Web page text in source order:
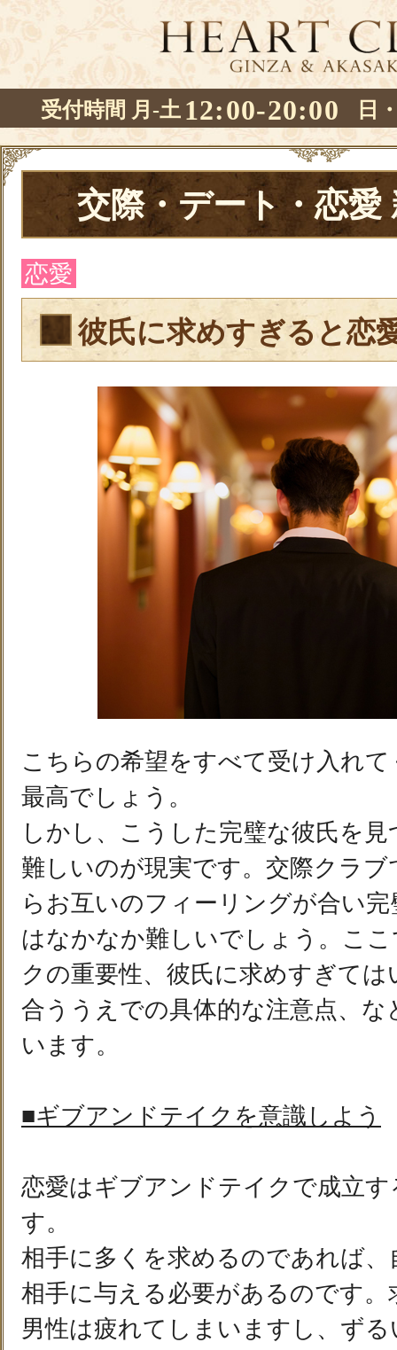
受付時間 月-土 12:00-20:00 日
交際・デート・恋愛
恋愛
彼氏に求めすぎると恋
こちらの希望をすべて受け入れ
最高でしょう。
しかし、こうした完璧な彼氏を
難しいのが現実です。交際クラ
らお互いのフィーリングが合い
はなかなか難しいでしょう。こ
クの重要性、彼氏に求めすぎて
合ううえでの具体的な注意点、
います。
■ギブアンドテイクを意識しよう
恋愛はギブアンドテイクで成立
す。
相手に多くを求めるのであれば
相手に与える必要があるのです
男性は疲れてしまいますし、ず